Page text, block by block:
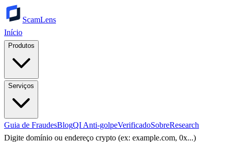
ScamLens
Início
Produtos
Serviços
Guia de FraudesBlogQI Anti-golpeVerificadoSobreResearch
Digite domínio ou endereço crypto (ex: example.com, 0x...)